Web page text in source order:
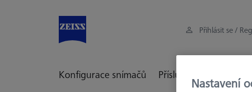
Přihlásit se /
Konfigurace snímačů Příslušenství strojů
Nastavení